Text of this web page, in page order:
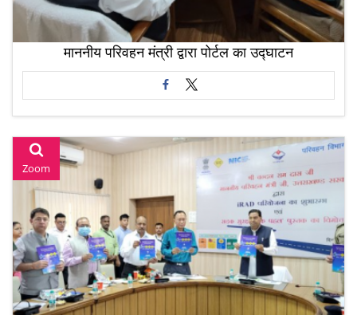
माननीय परिवहन मंत्री द्वारा पोर्टल का उद्घाटन
Zoom